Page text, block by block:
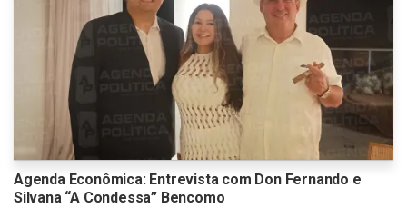
Agenda Econômica: Entrevista com Don Fernando e
Silvana “A Condessa” Bencomo